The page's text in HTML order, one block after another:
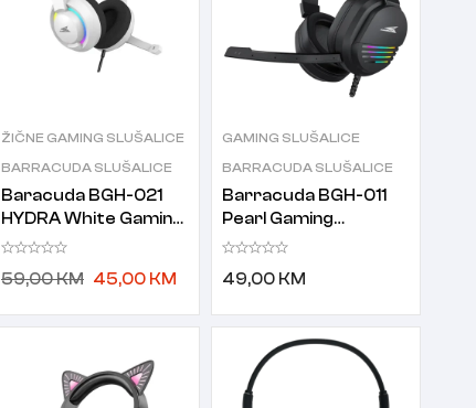
ŽIČNE GAMING SLUŠALICE
BARRACUDA SLUŠALICE
Baracuda BGH-021
HYDRA White Gaming
slušalice s
59,00KM 45,00 KM
GAMING SLUŠALICE
BARRACUDA SLUŠALICE
Barracuda BGH-011
Pearl Gaming
slušalice
49,00 KM